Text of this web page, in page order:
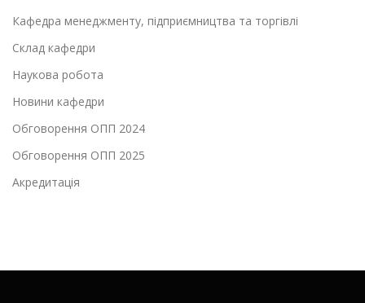
Кафедра менеджменту, підприємництва та торгівлі
Склад кафедри
Наукова робота
Новини кафедри
Обговорення ОПП 2024
Обговорення ОПП 2025
Акредитація